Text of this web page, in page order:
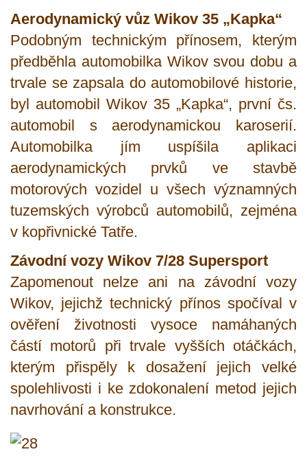
Aerodynamický vůz Wikov 35 „Kapka“
Podobným technickým přínosem, kterým
předběhla automobilka Wikov svou dobu a
trvale se zapsala do automobilové historie,
byl automobil Wikov 35 „Kapka“, první čs.
automobil s aerodynamickou karoserií.
Automobilka jím uspíšila aplikaci
aerodynamických prvků ve stavbě
motorových vozidel u všech významných
tuzemských výrobců automobilů, zejména
v kopřivnické Tatře.
Závodní vozy Wikov 7/28 Supersport
Zapomenout nelze ani na závodní vozy
Wikov, jejichž technický přínos spočíval v
ověření životnosti vysoce namáhaných
částí motorů při trvale vyšších otáčkách,
kterým přispěly k dosažení jejich velké
spolehlivosti i ke zdokonalení metod jejich
navrhování a konstrukce.